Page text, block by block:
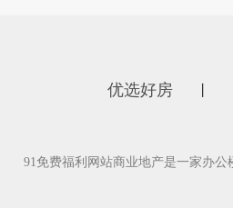
优选好房
91免费福利网站商业地产是一家办